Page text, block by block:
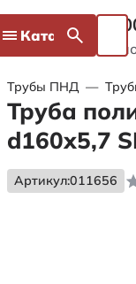
Каталог 8
Трубы ПНД —
Труба
d160х5,7
Артикул:011656